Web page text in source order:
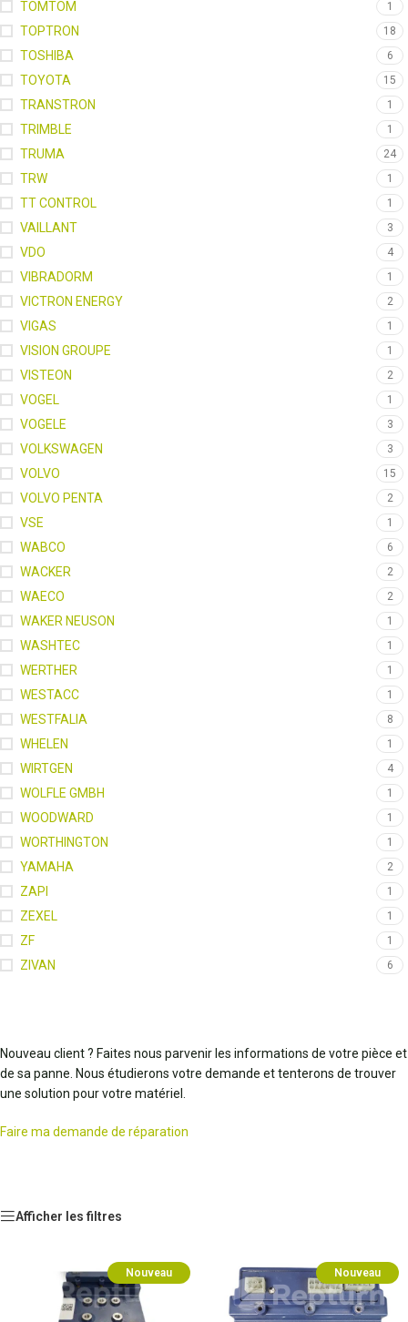
TOMTOM 1
TOPTRON 18
TOSHIBA 6
TOYOTA 15
TRANSTRON 1
TRIMBLE 1
TRUMA 24
TRW 1
TT CONTROL 1
VAILLANT 3
VDO 4
VIBRADORM 1
VICTRON ENERGY 2
VIGAS 1
VISION GROUPE 1
VISTEON 2
VOGEL 1
VOGELE 3
VOLKSWAGEN 3
VOLVO 15
VOLVO PENTA 2
VSE 1
WABCO 6
WACKER 2
WAECO 2
WAKER NEUSON 1
WASHTEC 1
WERTHER 1
WESTACC 1
WESTFALIA 8
WHELEN 1
WIRTGEN 4
WOLFLE GMBH 1
WOODWARD 1
WORTHINGTON 1
YAMAHA 2
ZAPI 1
ZEXEL 1
ZF 1
ZIVAN 6
Nouveau client ? Faites nous parvenir les informations de votre pièce et
de sa panne. Nous étudierons votre demande et tenterons de trouver
une solution pour votre matériel.
Faire ma demande de réparation
Afficher les filtres
Nouveau Nouveau